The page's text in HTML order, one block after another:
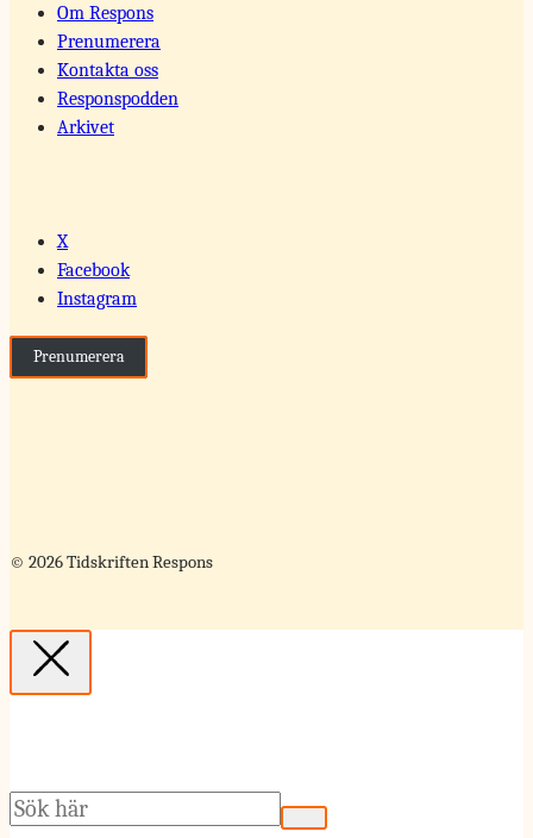
Om Respons
Prenumerera
Kontakta oss
Responspodden
Arkivet
X
Facebook
Instagram
Prenumerera
© 2026 Tidskriften Respons
Sök